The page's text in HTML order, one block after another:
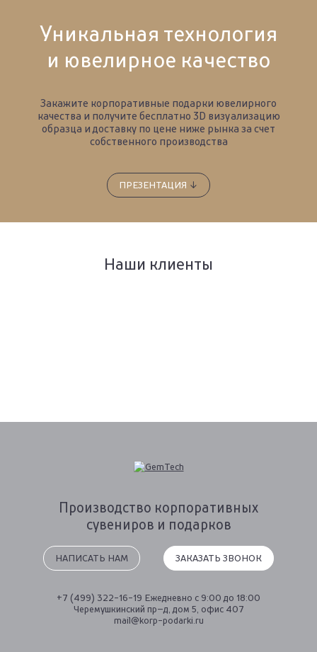
Уникальная технология
и ювелирное качество
Закажите корпоративные подарки ювелирного
качества и получите бесплатно 3D визуализацию
образца и доставку по цене ниже рынка за счет
собственного производства
ПРЕЗЕНТАЦИЯ ↓
Наши клиенты
Производство корпоративных
сувениров и подарков
НАПИСАТЬ НАМ ЗАКАЗАТЬ ЗВОНОК
+7 (499) 322-16-19 Ежедневно с 9:00 до 18:00
Черемушкинский пр–д, дом 5, офис 407
mail@korp-podarki.ru